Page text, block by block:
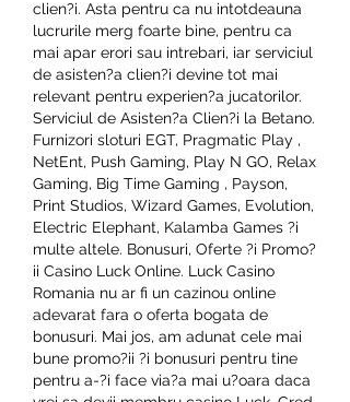
clien?i. Asta pentru ca nu intotdeauna
lucrurile merg foarte bine, pentru ca
mai apar erori sau intrebari, iar serviciul
de asisten?a clien?i devine tot mai
relevant pentru experien?a jucatorilor.
Serviciul de Asisten?a Clien?i la Betano.
Furnizori sloturi EGT, Pragmatic Play ,
NetEnt, Push Gaming, Play N GO, Relax
Gaming, Big Time Gaming , Payson,
Print Studios, Wizard Games, Evolution,
Electric Elephant, Kalamba Games ?i
multe altele. Bonusuri, Oferte ?i Promo?
ii Casino Luck Online. Luck Casino
Romania nu ar fi un cazinou online
adevarat fara o oferta bogata de
bonusuri. Mai jos, am adunat cele mai
bune promo?ii ?i bonusuri pentru tine
pentru a-?i face via?a mai u?oara daca